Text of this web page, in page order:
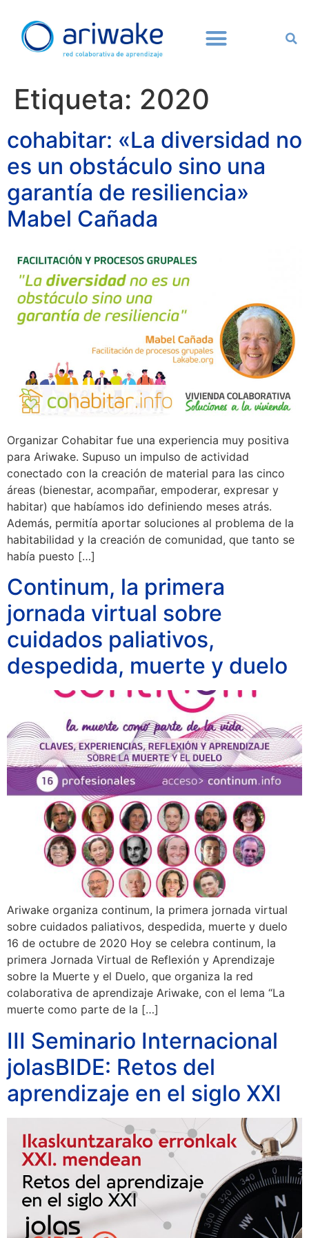
Etiqueta: 2020
cohabitar: «La diversidad no
es un obstáculo sino una
garantía de resiliencia»
Mabel Cañada
Organizar Cohabitar fue una experiencia muy positiva
para Ariwake. Supuso un impulso de actividad
conectado con la creación de material para las cinco
áreas (bienestar, acompañar, empoderar, expresar y
habitar) que habíamos ido definiendo meses atrás.
Además, permitía aportar soluciones al problema de la
habitabilidad y la creación de comunidad, que tanto se
había puesto […]
Continum, la primera
jornada virtual sobre
cuidados paliativos,
despedida, muerte y duelo
Ariwake organiza continum, la primera jornada virtual
sobre cuidados paliativos, despedida, muerte y duelo
16 de octubre de 2020 Hoy se celebra continum, la
primera Jornada Virtual de Reflexión y Aprendizaje
sobre la Muerte y el Duelo, que organiza la red
colaborativa de aprendizaje Ariwake, con el lema “La
muerte como parte de la […]
III Seminario Internacional
jolasBIDE: Retos del
aprendizaje en el siglo XXI